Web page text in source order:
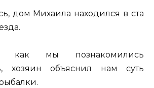
дом Михаила находился в ста
как мы познакомились
хозяин объяснил нам суть